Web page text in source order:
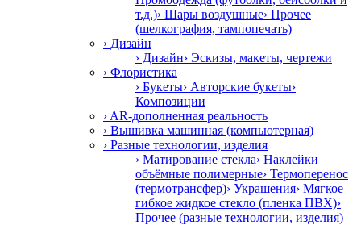
т.д.)› Шары воздушные› Прочее
(шелкография, тампопечать)
› Дизайн
› Дизайн› Эскизы, макеты, чертежи
› Флористика
› Букеты› Авторские букеты›
Композиции
› AR-дополненная реальность
› Вышивка машинная (компьютерная)
› Разные технологии, изделия
› Матирование стекла› Наклейки
объёмные полимерные› Термоперенос
(термотрансфер)› Украшения› Мягкое
гибкое жидкое стекло (пленка ПВХ)›
Прочее (разные технологии, изделия)